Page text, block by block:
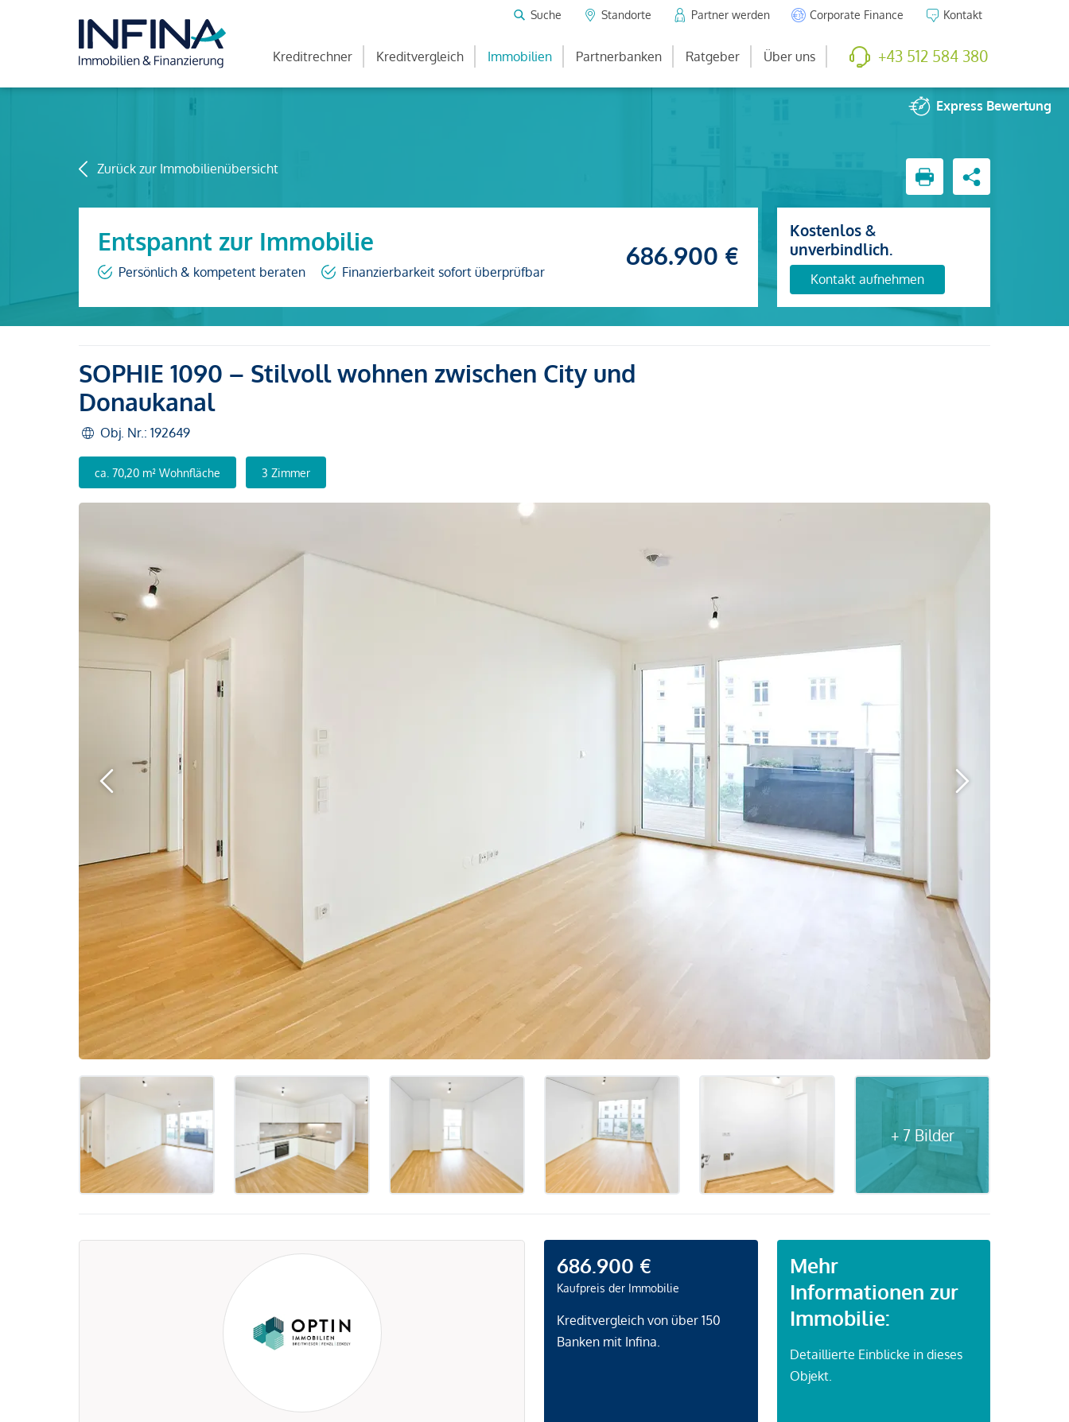
Suche Standorte Partner werden Corporate Finance Kontakt
Kreditrechner Kreditvergleich Immobilien Partnerbanken Ratgeber Über uns +43 512 584 380
Express Bewertung
Zurück zur Immobilienübersicht
Entspannt zur Immobilie
Persönlich & kompetent beraten Finanzierbarkeit sofort überprüfbar
686.900 €
Kostenlos &
unverbindlich.
Kontakt aufnehmen
+ 7 Bilder
SOPHIE 1090 – Stilvoll wohnen zwischen City und
Donaukanal
Obj. Nr.: 192649
ca. 70,20 m² Wohnfläche 3 Zimmer
686.900 €
Kaufpreis der Immobilie
Kreditvergleich von über 150
Banken mit Infina.
Mehr
Informationen zur
Immobilie:
Detaillierte Einblicke in dieses
Objekt.